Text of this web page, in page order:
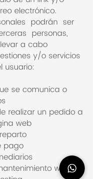
electrónico.
podrán ser
personas,
a cabo
y/o servicios
usuario:
se comunica o
realizar un pedido a
web
pago
web